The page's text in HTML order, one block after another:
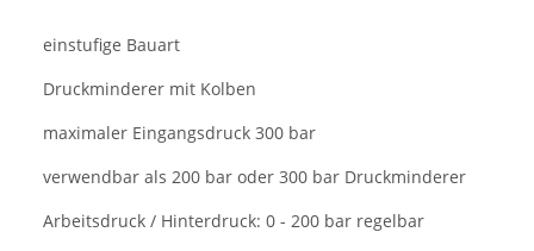
einstufige Bauart
Druckminderer mit Kolben
maximaler Eingangsdruck 300 bar
verwendbar als 200 bar oder 300 bar Druckminderer
Arbeitsdruck / Hinterdruck: 0 - 200 bar regelbar